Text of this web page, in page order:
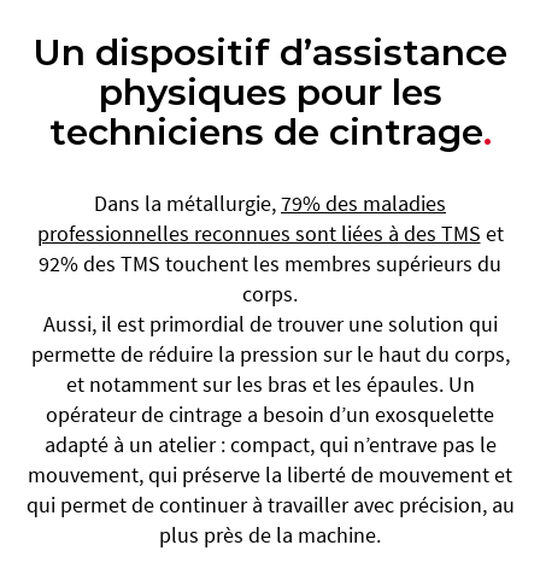
Un dispositif d’assistance
physiques pour les
techniciens de cintrage.
Dans la métallurgie,79% des maladies
professionnelles reconnues sont liées à des TMS et
92% des TMS touchent les membres supérieurs du
corps.
Aussi, il est primordial de trouver une solution qui
permette de réduire la pression sur le haut du corps,
et notamment sur les bras et les épaules. Un
opérateur de cintrage a besoin d’un exosquelette
adapté à un atelier : compact, qui n’entrave pas le
mouvement, qui préserve la liberté de mouvement et
qui permet de continuer à travailler avec précision, au
plus près de la machine.